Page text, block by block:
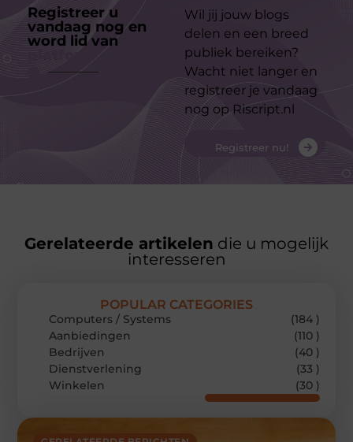
Registreer u
vandaag nog en
word lid van
Wil jij jouw blogs
delen en een breed
publiek bereiken?
Wacht niet langer en
registreer je vandaag
nog op Riscript.nl
Registreer nu!
Gerelateerde artikelen die u mogelijk
interesseren
POPULAR CATEGORIES
Computers / Systems
(184 )
Aanbiedingen
(110 )
Bedrijven
(40 )
Dienstverlening
(33 )
Winkelen
(30 )